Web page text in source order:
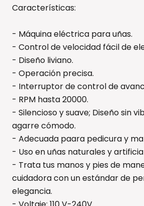
Características:
- Máquina eléctrica para uñas.
- Control de velocidad fácil de
- Diseño liviano.
- Operación precisa.
- Interruptor de control de
- RPM hasta 20000.
- Silencioso y suave; Diseño sin
agarre cómodo.
- Adecuada paara pedicura y
- Uso en uñas naturales y
- Trata tus manos y pies de
cuidadora con un estándar de
elegancia.